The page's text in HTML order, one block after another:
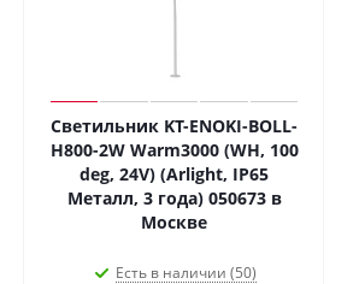
Светильник KT-ENOKI-BOLL-
H800-2W Warm3000 (WH, 100
deg, 24V) (Arlight, IP65
Металл, 3 года) 050673 в
Москве
Есть в наличии (50)